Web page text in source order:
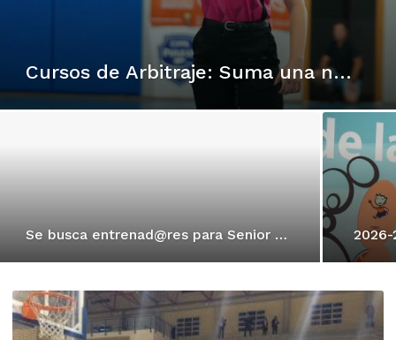
Cursos de Arbitraje: Suma una nueva experiencia en el baloncesto
Se busca entrenad@res para Senior Masc Zonal y Femenino